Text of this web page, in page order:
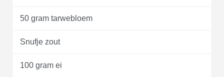
50 gram tarwebloem
Snufje zout
100 gram ei